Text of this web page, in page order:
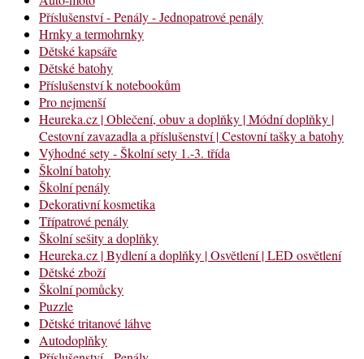
Příslušenství - Penály - Jednopatrové penály
Hrnky a termohrnky
Dětské kapsáře
Dětské batohy
Příslušenství k notebookům
Pro nejmenší
Heureka.cz | Oblečení, obuv a doplňky | Módní doplňky |
Cestovní zavazadla a příslušenství | Cestovní tašky a batohy
Výhodné sety - Školní sety 1.-3. třída
Školní batohy
Školní penály
Dekorativní kosmetika
Třípatrové penály
Školní sešity a doplňky
Heureka.cz | Bydlení a doplňky | Osvětlení | LED osvětlení
Dětské zboží
Školní pomůcky
Puzzle
Dětské tritanové láhve
Autodoplňky